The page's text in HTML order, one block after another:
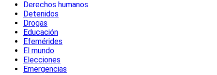
Derechos humanos
Detenidos
Drogas
Educación
Efemérides
El mundo
Elecciones
Emergencias